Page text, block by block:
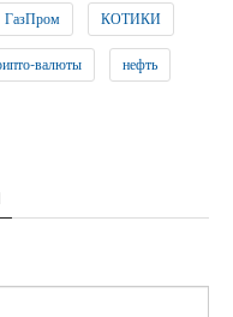
ГазПром КОТИКИ
валюты нефть